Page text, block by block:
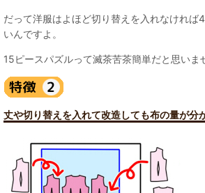
だって洋服はよほど切り替えを入れなければ
いんですよ。
15ピースパズルって滅茶苦茶簡単だと思いま
丈や切り替えを入れて改造しても布の量が分